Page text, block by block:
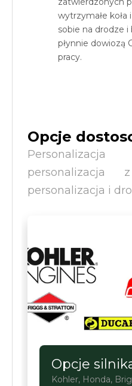
wytrzymałe koła
sobie na drodze i
płynnie dowiozą
pracy.
Opcje
personalizacja
personalizacja i
Opcje
Kohler, Honda,